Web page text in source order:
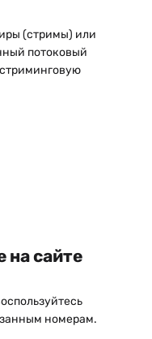
(стримы) или
потоковый
на сайте
номерам.